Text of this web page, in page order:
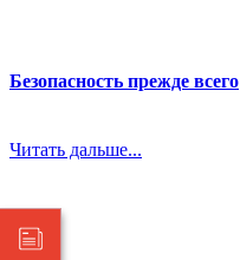
Безопасность прежде всего
Читать дальше...